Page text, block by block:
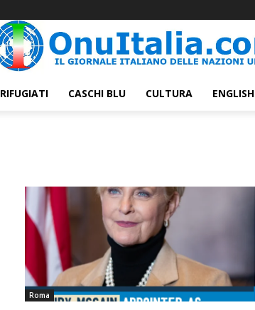
RIFUGIATI CASCHI BLU CULTURA ENGLISH
Roma